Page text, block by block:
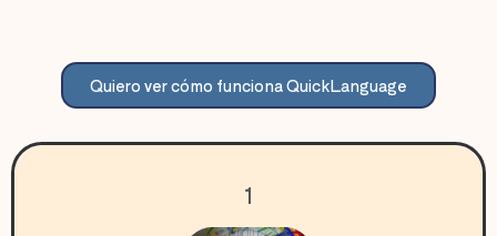
Quiero ver cómo funciona QuickLanguage
1